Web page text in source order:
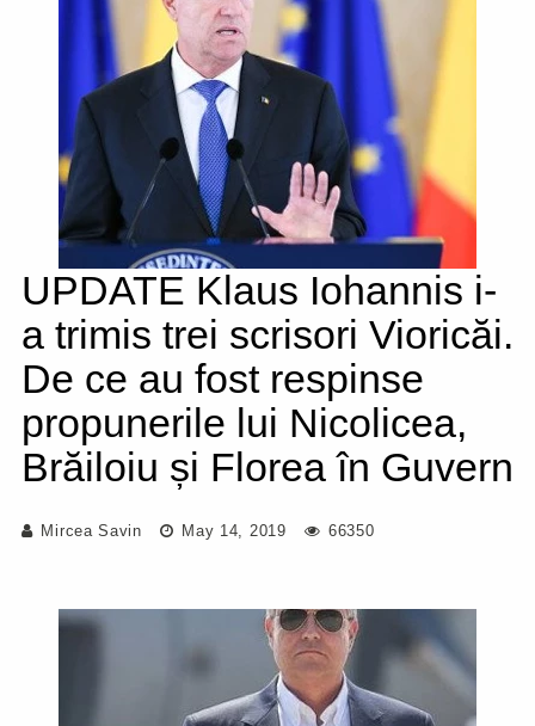
UPDATE Klaus Iohannis i-
a trimis trei scrisori Vioricăi.
De ce au fost respinse
propunerile lui Nicolicea,
Brăiloiu și Florea în Guvern
Mircea Savin May 14, 2019 66350